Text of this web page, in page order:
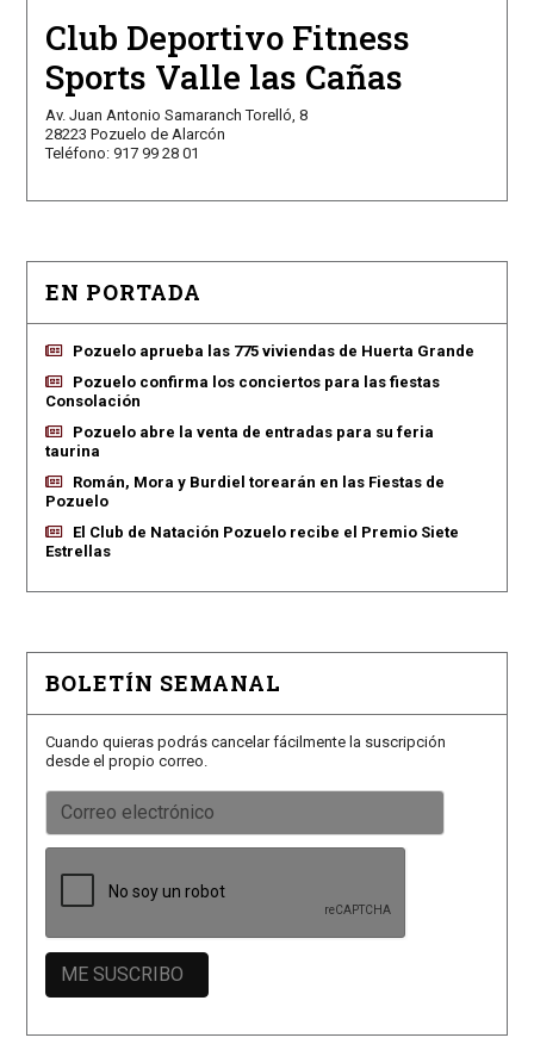
Club Deportivo Fitness
Sports Valle las Cañas
Av. Juan Antonio Samaranch Torelló, 8
28223 Pozuelo de Alarcón
Teléfono: 917 99 28 01
EN PORTADA
Pozuelo aprueba las 775 viviendas de Huerta Grande
Pozuelo confirma los conciertos para las fiestas
Consolación
Pozuelo abre la venta de entradas para su feria
taurina
Román, Mora y Burdiel torearán en las Fiestas de
Pozuelo
El Club de Natación Pozuelo recibe el Premio Siete
Estrellas
BOLETÍN SEMANAL
Cuando quieras podrás cancelar fácilmente la suscripción
desde el propio correo.